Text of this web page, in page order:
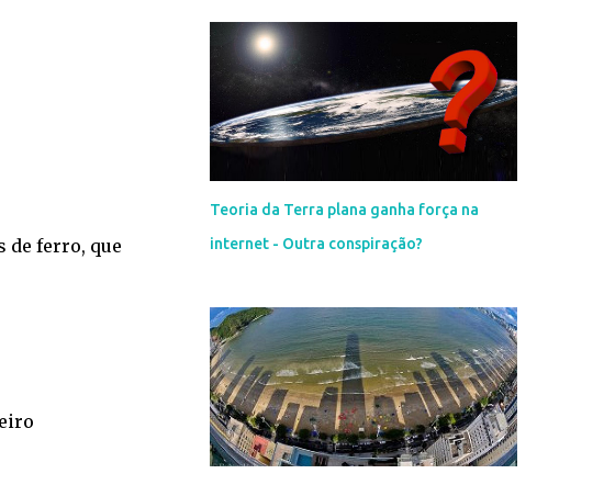
de ferro, que
Teoria da Terra plana ganha força na
internet - Outra conspiração?